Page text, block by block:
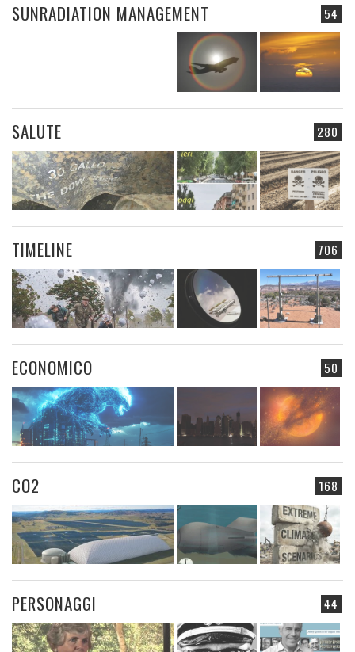
54
SUNRADIATION MANAGEMENT
280
SALUTE
706
TIMELINE
50
ECONOMICO
168
CO2
44
PERSONAGGI